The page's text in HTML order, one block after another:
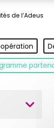
de l’Adeus